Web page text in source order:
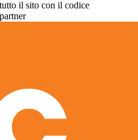
il sito con il codice